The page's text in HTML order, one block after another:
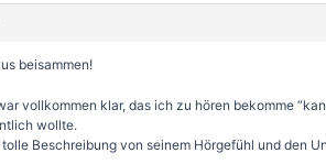
beisammen!
vollkommen klar, das ich zu hören bekomme
wollte.
tolle Beschreibung von seinem Hörgefühl und den